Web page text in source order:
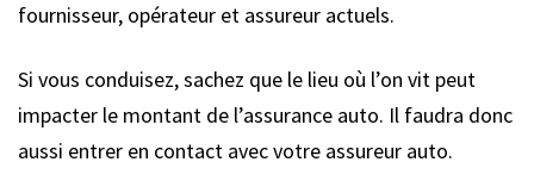
fournisseur, opérateur et assureur actuels.
Si vous conduisez, sachez que le lieu où l’on vit peut
impacter le montant de l’assurance auto. Il faudra donc
aussi entrer en contact avec votre assureur auto.